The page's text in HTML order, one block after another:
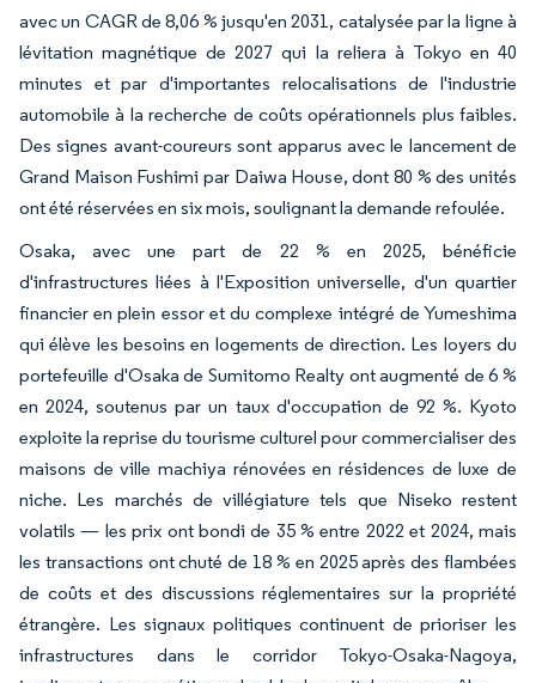
avec un CAGR de 8,06 % jusqu'en 2031, catalysée par la ligne à
lévitation magnétique de 2027 qui la reliera à Tokyo en 40
minutes et par d'importantes relocalisations de l'industrie
automobile à la recherche de coûts opérationnels plus faibles.
Des signes avant-coureurs sont apparus avec le lancement de
Grand Maison Fushimi par Daiwa House, dont 80 % des unités
ont été réservées en six mois, soulignant la demande refoulée.
Osaka, avec une part de 22 % en 2025, bénéficie
d'infrastructures liées à l'Exposition universelle, d'un quartier
financier en plein essor et du complexe intégré de Yumeshima
qui élève les besoins en logements de direction. Les loyers du
portefeuille d'Osaka de Sumitomo Realty ont augmenté de 6 %
en 2024, soutenus par un taux d'occupation de 92 %. Kyoto
exploite la reprise du tourisme culturel pour commercialiser des
maisons de ville machiya rénovées en résidences de luxe de
niche. Les marchés de villégiature tels que Niseko restent
volatils — les prix ont bondi de 35 % entre 2022 et 2024, mais
les transactions ont chuté de 18 % en 2025 après des flambées
de coûts et des discussions réglementaires sur la propriété
étrangère. Les signaux politiques continuent de prioriser les
infrastructures dans le corridor Tokyo-Osaka-Nagoya,